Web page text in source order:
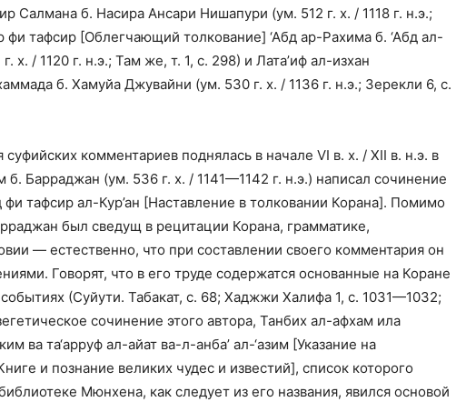
Салмана б. Насира Ансари Нишапури (ум. 512 г. х. / 1118 г. н.э.;
фи тафсир [Облегчающий толкование] ‘Абд ар-Рахима б. ‘Абд ал-
х. / 1120 г. н.э.; Там же, т. 1, с. 298) и Лата’иф ал-изхан
б. Хамуйа Джувайни (ум. 530 г. х. / 1136 г. н.э.; Зерекли 6, с.
суфийских комментариев поднялась в начале VI в. х. / XII в. н.э. в
б. Барраджан (ум. 536 г. х. / 1141—1142 г. н.э.) написал сочинение
тафсир ал-Кур’ан [Наставление в толковании Корана]. Помимо
был сведущ в рецитации Корана, грамматике,
— естественно, что при составлении своего комментария он
Говорят, что в его труде содержатся основанные на Коране
(Суйути. Табакат, с. 68; Хаджжи Халифа 1, с. 1031—1032;
сочинение этого автора, Танбих ал-афхам ила
ва та‘арруф ал-айат ва-л-анба’ ал-‘азим [Указание на
и познание великих чудес и известий], список которого
Мюнхена, как следует из его названия, явился основой